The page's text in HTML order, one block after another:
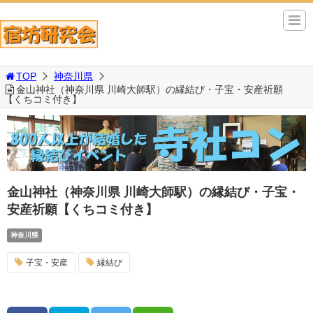
TOP
神奈川県
金山神社（神奈川県 川崎大師駅）の縁結び・子宝・安産祈願
【くちコミ付き】
金山神社（神奈川県 川崎大師駅）の縁結び・子宝・
安産祈願【くちコミ付き】
神奈川県
子宝・安産 縁結び